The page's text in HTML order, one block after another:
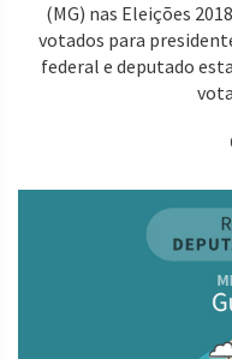
(MG) nas Eleições
votados para
federal e deputado